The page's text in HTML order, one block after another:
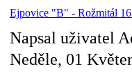
Ejpovice "B" - Rožmitál
Napsal uživatel
Neděle, 01